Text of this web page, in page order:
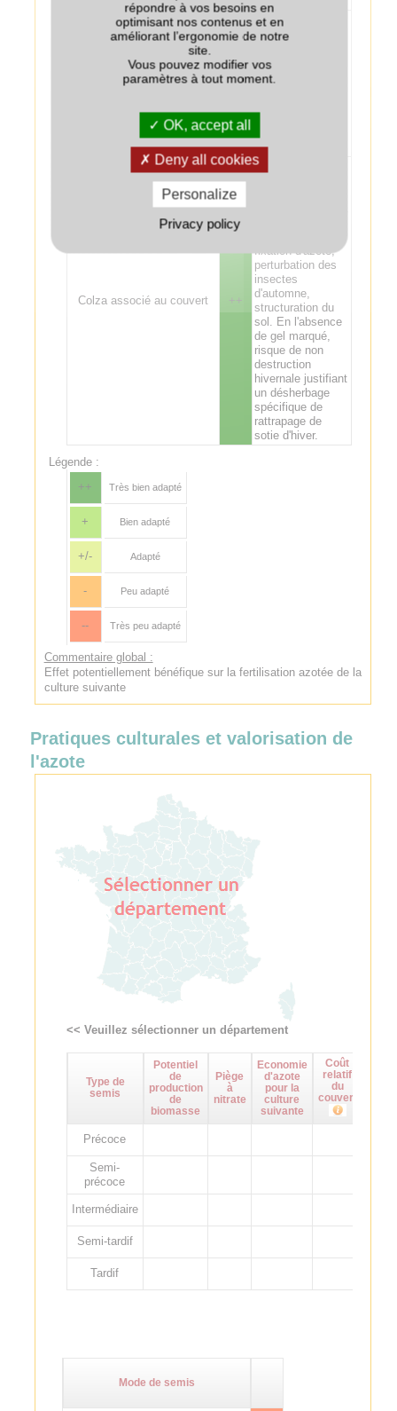
Chanvre ++
Quelles que
soient les
couvert, éviter les
destructions
chanvre.
Colza associé au couvert ++
Intérêt de la
fixation d'azote,
perturbation des
insectes
d'automne,
structuration du
sol. En l'absence
de gel marqué,
risque de non
destruction
hivernale justifiant
un désherbage
spécifique de
rattrapage de
sotie d'hiver.
Légende :
++
Très bien adapté
+ Bien adapté
+/- Adapté
- Peu adapté
-- Très peu adapté
Commentaire global :
Effet potentiellement bénéfique sur la fertilisation azotée de la
culture suivante
Pratiques culturales et valorisation de
l'azote
<< Veuillez sélectionner un département
Type de
semis
Potentiel
de
production
de
biomasse
Piège
à
nitrate
Economie
d'azote
pour la
culture
suivante
Coût
relatif
du
couvert
Précoce
Semi-
précoce
Intermédiaire
Semi-tardif
Tardif
Mode de semis
répondre à vos besoins en
optimisant nos contenus et en
améliorant l’ergonomie de notre
site.
Vous pouvez modifier vos
paramètres à tout moment.
OK, accept all
Deny all cookies
Personalize
Privacy policy